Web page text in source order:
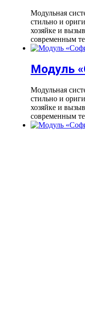
Модульная
стильно и
хозяйке и
современным
Модуль
Модульная
стильно и
хозяйке и
современным